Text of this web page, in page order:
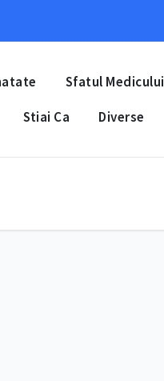
Sfatul Medicului
Stiai Ca Diverse